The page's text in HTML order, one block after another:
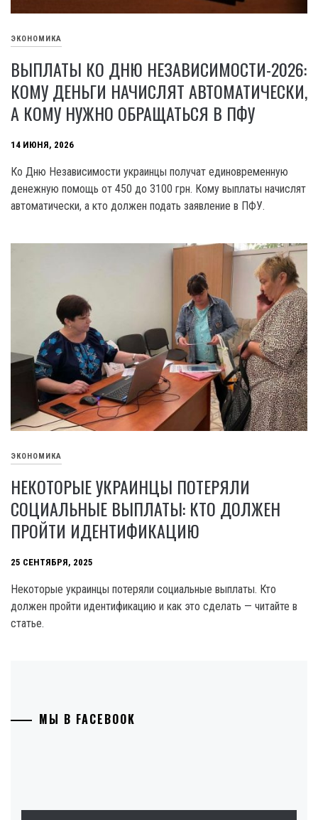
ЭКОНОМИКА
ВЫПЛАТЫ КО ДНЮ НЕЗАВИСИМОСТИ-2026:
КОМУ ДЕНЬГИ НАЧИСЛЯТ АВТОМАТИЧЕСКИ,
А КОМУ НУЖНО ОБРАЩАТЬСЯ В ПФУ
14 ИЮНЯ, 2026
Ко Дню Независимости украинцы получат единовременную
денежную помощь от 450 до 3100 грн. Кому выплаты начислят
автоматически, а кто должен подать заявление в ПФУ.
ЭКОНОМИКА
НЕКОТОРЫЕ УКРАИНЦЫ ПОТЕРЯЛИ
СОЦИАЛЬНЫЕ ВЫПЛАТЫ: КТО ДОЛЖЕН
ПРОЙТИ ИДЕНТИФИКАЦИЮ
25 СЕНТЯБРЯ, 2025
Некоторые украинцы потеряли социальные выплаты. Кто
должен пройти идентификацию и как это сделать — читайте в
статье.
МЫ В FACEBOOK